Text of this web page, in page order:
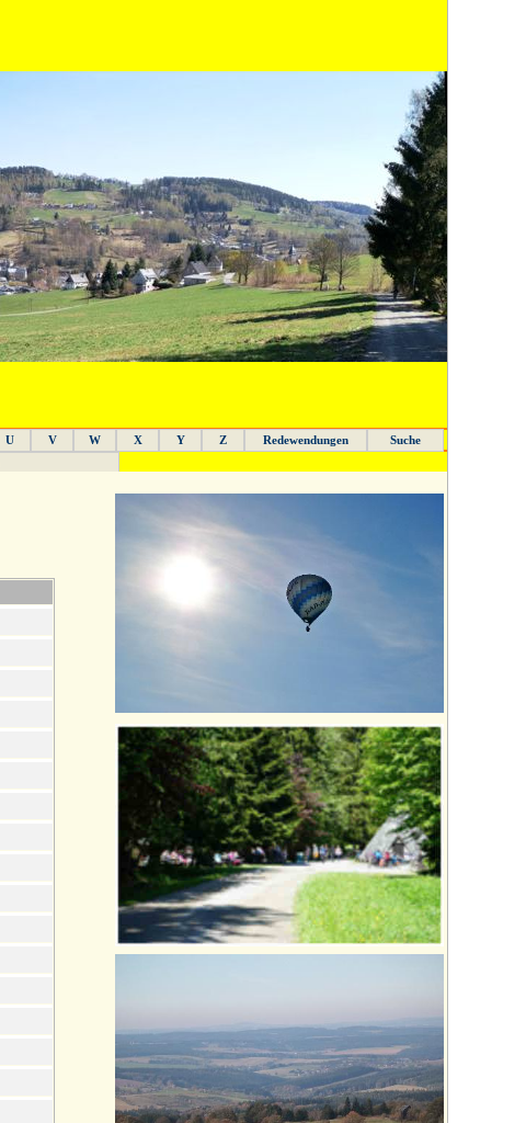
U V W X Y Z Redewendungen
Suche